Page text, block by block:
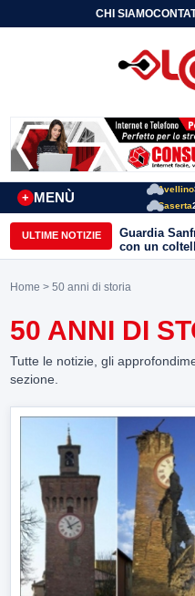
CHI SIAMO
MENÙ
+
Avellino
Caserta
ULTIME NOTIZIE
Guardia
con un
individuato
Home > 50 anni di storia
50 ANNI DI
Tutte le notizie, gli
sezione.